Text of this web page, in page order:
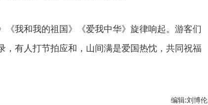
《我和我的祖国》《爱我中华》旋律响起。游客们
，有人打节拍应和，山间满是爱国热忱，共同祝福
编辑:刘博伦